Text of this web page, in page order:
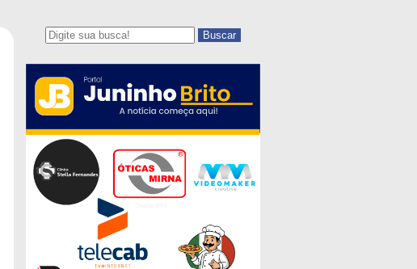
Buscar